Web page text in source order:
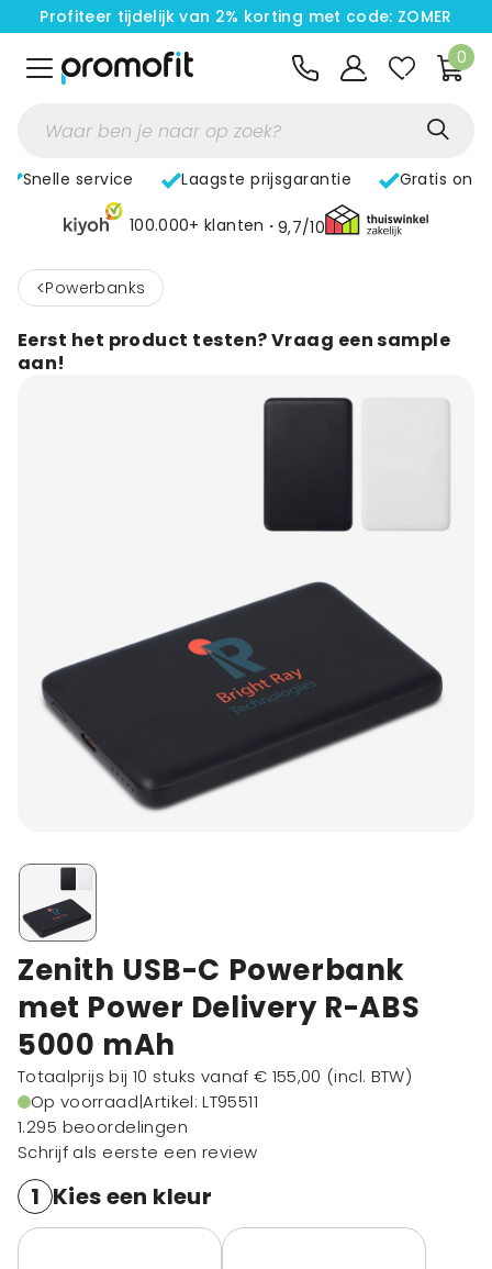
Profiteer tijdelijk van 2% korting met code: ZOMER
0
Snelle service Laagste prijsgarantie Gratis
100.000+ klanten 9,7/10
< Powerbanks
Eerst het product testen? Vraag een sample
aan!
Zenith USB-C Powerbank
met Power Delivery R-ABS
5000 mAh
Totaalprijs bij 10 stuks vanaf € 155,00 (incl. BTW)
Op voorraad|Artikel: LT95511
1.295 beoordelingen
Schrijf als eerste een review
1 Kies een kleur